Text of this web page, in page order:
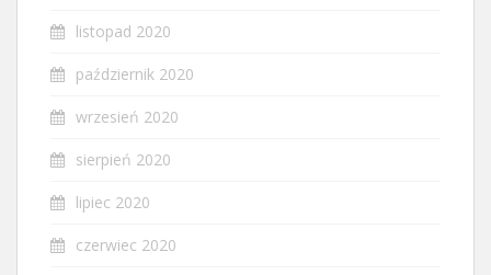
listopad 2020
październik 2020
wrzesień 2020
sierpień 2020
lipiec 2020
czerwiec 2020